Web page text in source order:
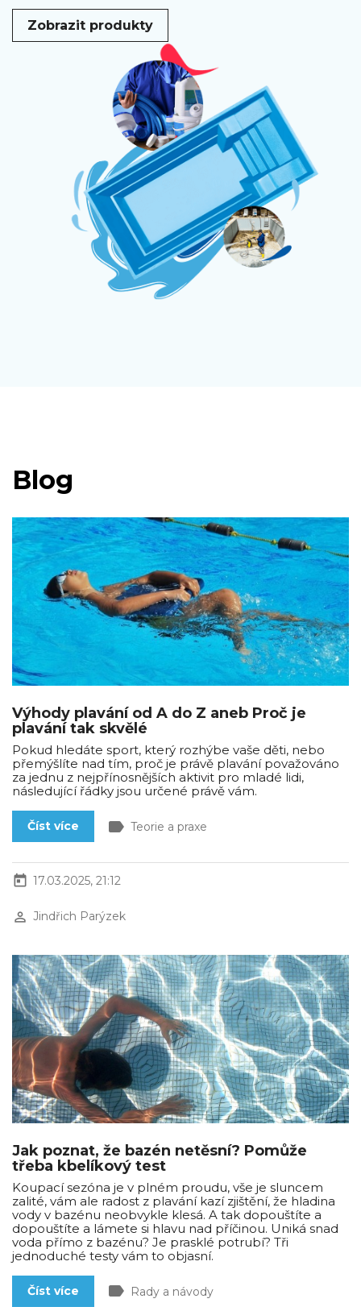
Zobrazit produkty
Blog
Výhody plavání od A do Z aneb Proč je
plavání tak skvělé
Pokud hledáte sport, který rozhýbe vaše děti, nebo
přemýšlíte nad tím, proč je právě plavání považováno
za jednu z nejpřínosnějších aktivit pro mladé lidi,
následující řádky jsou určené právě vám.
Číst více label Teorie a praxe
today 17.03.2025, 21:12
perm_identity Jindřich Parýzek
Jak poznat, že bazén netěsní? Pomůže
třeba kbelíkový test
Koupací sezóna je v plném proudu, vše je sluncem
zalité, vám ale radost z plavání kazí zjištění, že hladina
vody v bazénu neobvykle klesá. A tak dopouštíte a
dopouštíte a lámete si hlavu nad příčinou. Uniká snad
voda přímo z bazénu? Je prasklé potrubí? Tři
jednoduché testy vám to objasní.
Číst více label Rady a návody